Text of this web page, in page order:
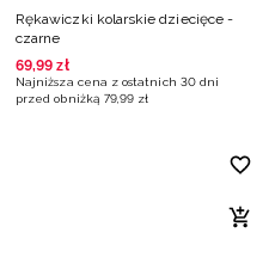
Rękawiczki kolarskie dziecięce -
czarne
69,99 zł
Najniższa cena z ostatnich 30 dni
przed obniżką 79,99 zł
Ukraiński / UAH